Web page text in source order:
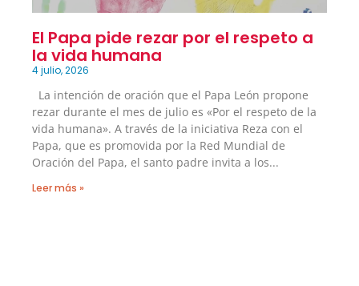
El Papa pide rezar por el respeto a
la vida humana
4 julio, 2026
La intención de oración que el Papa León propone
rezar durante el mes de julio es «Por el respeto de la
vida humana». A través de la iniciativa Reza con el
Papa, que es promovida por la Red Mundial de
Oración del Papa, el santo padre invita a los
Leer más »